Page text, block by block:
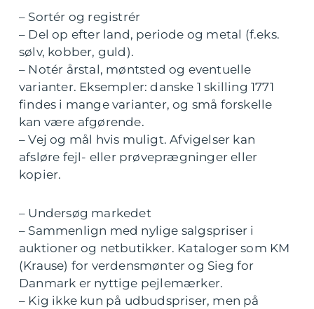
– Sortér og registrér
– Del op efter land, periode og metal (f.eks.
sølv, kobber, guld).
– Notér årstal, møntsted og eventuelle
varianter. Eksempler: danske 1 skilling 1771
findes i mange varianter, og små forskelle
kan være afgørende.
– Vej og mål hvis muligt. Afvigelser kan
afsløre fejl- eller prøveprægninger eller
kopier.
– Undersøg markedet
– Sammenlign med nylige salgspriser i
auktioner og netbutikker. Kataloger som KM
(Krause) for verdensmønter og Sieg for
Danmark er nyttige pejlemærker.
– Kig ikke kun på udbudspriser, men på